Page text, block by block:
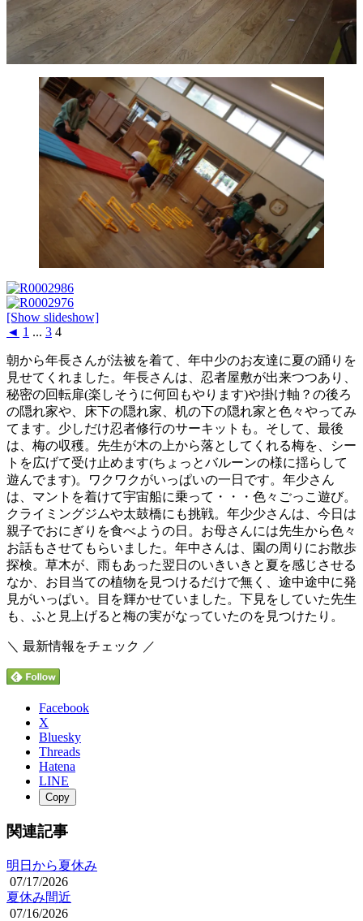
[Show slideshow]
◄ 1 ... 3 4
朝から年長さんが法被を着て、年中少のお友達に夏の踊りを
見せてくれました。年長さんは、忍者屋敷が出来つつあり、
秘密の回転扉(楽しそうに何回もやります)や掛け軸？の後ろ
の隠れ家や、床下の隠れ家、机の下の隠れ家と色々やってみ
てます。少しだけ忍者修行のサーキットも。そして、最後
は、梅の収穫。先生が木の上から落としてくれる梅を、シー
トを広げて受け止めます(ちょっとバルーンの様に揺らして
遊んでます)。ワクワクがいっぱいの一日です。年少さん
は、マントを着けて宇宙船に乗って・・・色々ごっこ遊び。
クライミングジムや太鼓橋にも挑戦。年少少さんは、今日は
親子でおにぎりを食べようの日。お母さんには先生から色々
お話もさせてもらいました。年中さんは、園の周りにお散歩
探検。草木が、雨もあった翌日のいきいきと夏を感じさせる
なか、お目当ての植物を見つけるだけで無く、途中途中に発
見がいっぱい。目を輝かせていました。下見をしていた先生
も、ふと見上げると梅の実がなっていたのを見つけたり。
＼ 最新情報をチェック ／
Facebook
X
Bluesky
Threads
Hatena
LINE
Copy
関連記事
明日から夏休み
07/17/2026
夏休み間近
07/16/2026